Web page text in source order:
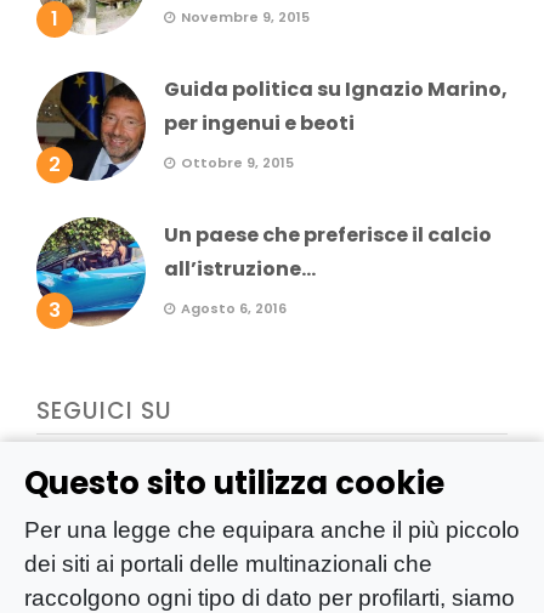
Questo sito utilizza cookie
Per una legge che equipara anche il più piccolo
dei siti ai portali delle multinazionali che
raccolgono ogni tipo di dato per profilarti, siamo
1 Novembre 9, 2015
2
Guida politica su Ignazio Marino,
per ingenui e beoti
Ottobre 9, 2015
3
Un paese che preferisce il calcio
all’istruzione...
Agosto 6, 2016
SEGUICI SU